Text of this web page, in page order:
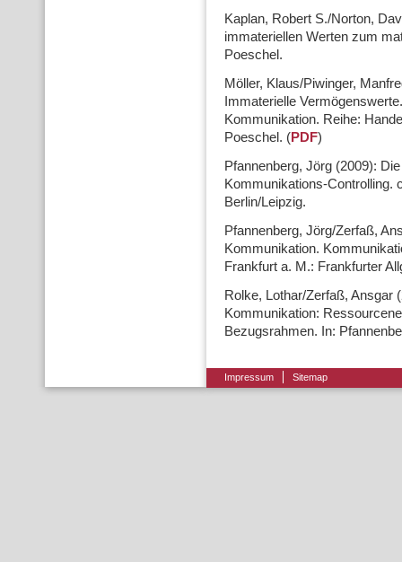
Kaplan, Robert S./Norton,
immateriellen Werten zum
Poeschel.
Möller, Klaus/Piwinger,
Immaterielle
Kommunikation. Reihe:
Poeschel. (PDF)
Pfannenberg, Jörg (2009):
Kommunikations-Controlling.
Berlin/Leipzig.
Pfannenberg, Jörg/Zerfaß,
Kommunikation.
Frankfurt a. M.: Frankfurter
Rolke, Lothar/Zerfaß, Ansgar
Kommunikation:
Bezugsrahmen. In:
Impressum Sitemap